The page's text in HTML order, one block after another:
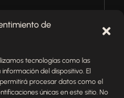
de
tecnologías como las
del dispositivo. El
procesar datos como el
únicas en este sitio. No